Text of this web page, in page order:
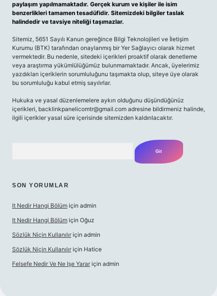
paylaşım yapılmamaktadır. Gerçek kurum ve kişiler ile isim
benzerlikleri tamamen tesadüfidir. Sitemizdeki bilgiler taslak
halindedir ve tavsiye niteliği taşımazlar.
Sitemiz, 5651 Sayılı Kanun gereğince Bilgi Teknolojileri ve İletişim
Kurumu (BTK) tarafından onaylanmış bir Yer Sağlayıcı olarak hizmet
vermektedir. Bu nedenle, sitedeki içerikleri proaktif olarak denetleme
veya araştırma yükümlülüğümüz bulunmamaktadır. Ancak, üyelerimiz
yazdıkları içeriklerin sorumluluğunu taşımakta olup, siteye üye olarak
bu sorumluluğu kabul etmiş sayılırlar.
Hukuka ve yasal düzenlemelere aykırı olduğunu düşündüğünüz
içerikleri, backlinkpanelicomtr@gmail.com adresine bildirmeniz halinde,
ilgili içerikler yasal süre içerisinde sitemizden kaldırılacaktır.
SON YORUMLAR
It Nedir Hangi Bölüm için admin
It Nedir Hangi Bölüm için Oğuz
Sözlük Niçin Kullanılır için admin
Sözlük Niçin Kullanılır için Hatice
Felsefe Nedir Ve Ne Işe Yarar için admin